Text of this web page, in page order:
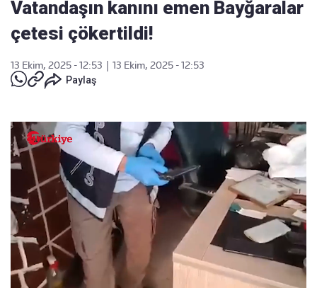
Vatandaşın kanını emen Bayğaralar
çetesi çökertildi!
13 Ekim, 2025 - 12:53
13 Ekim, 2025 - 12:53
Paylaş